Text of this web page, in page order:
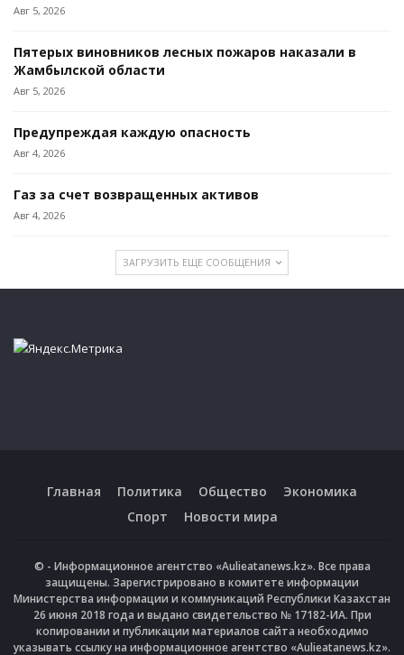
Авг 5, 2026
Пятерых виновников лесных пожаров наказали в
Жамбылской области
Авг 5, 2026
Предупреждая каждую опасность
Авг 4, 2026
Газ за счет возвращенных активов
Авг 4, 2026
ЗАГРУЗИТЬ ЕЩЕ СООБЩЕНИЯ
Главная Политика Общество
Экономика
Спорт
Новости мира
© - Информационное агентство «Aulieatanews.kz». Все права
защищены. Зарегистрировано в комитете информации
Министерства информации и коммуникаций Республики Казахстан
26 июня 2018 года и выдано свидетельство № 17182-ИА. При
копировании и публикации материалов сайта необходимо
указывать ссылку на информационное агентство «Aulieatanews.kz».